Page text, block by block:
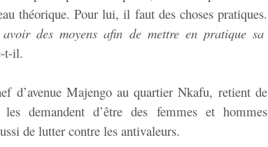
théorique. Pour lui, il faut des choses pratiques.
des moyens afin de mettre en pratique sa
t-il.
d’avenue Majengo au quartier Nkafu, retient de
demandent d’être des femmes et hommes
de lutter contre les antivaleurs.